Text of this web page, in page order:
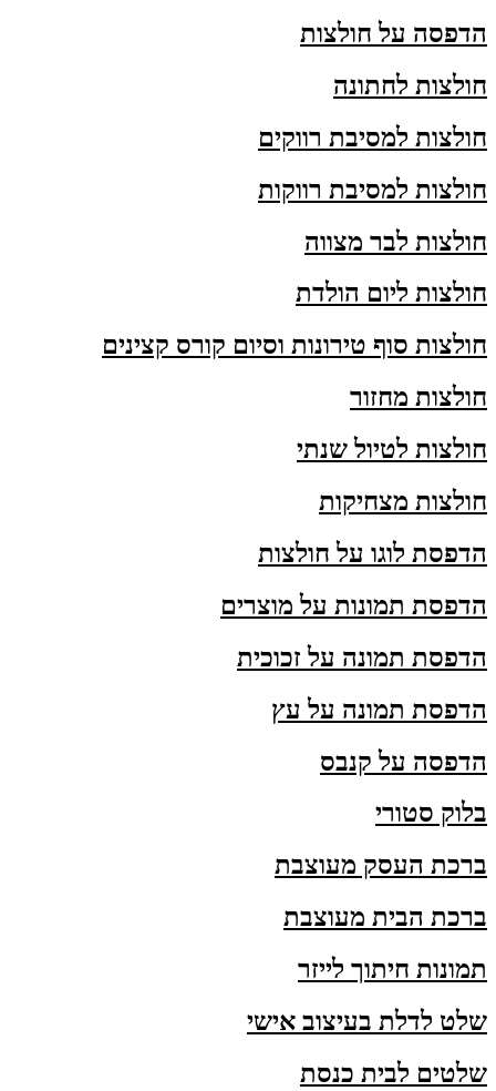
הדפסה על חולצות
חולצות לחתונה
חולצות למסיבת רווקים
חולצות למסיבת רווקות
חולצות לבר מצווה
חולצות ליום הולדת
חולצות סוף טירונות וסיום קורס קצינים
חולצות מחזור
חולצות לטיול שנתי
חולצות מצחיקות
הדפסת לוגו על חולצות
הדפסת תמונות על מוצרים
הדפסת תמונה על זכוכית
הדפסת תמונה על עץ
הדפסה על קנבס
בלוק סטורי
ברכת העסק מעוצבת
ברכת הבית מעוצבת
תמונות חיתוך לייזר
שלט לדלת בעיצוב אישי
שלטים לבית כנסת